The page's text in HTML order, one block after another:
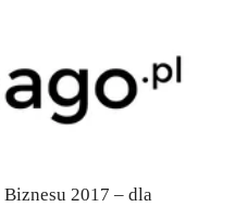
2017 – dla